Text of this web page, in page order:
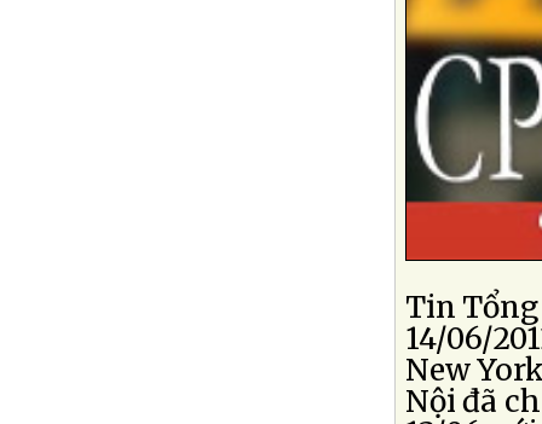
Tin
14/06/
New
Nội đã